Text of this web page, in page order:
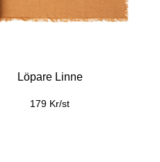
Löpare Linne
179 Kr/st